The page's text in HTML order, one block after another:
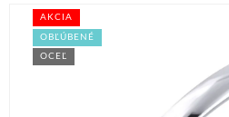
AKCIA
OBĽÚBENÉ
OCEĽ